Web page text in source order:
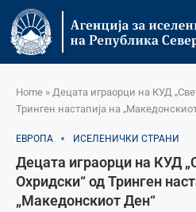
Home » Децата играорци на КУД
Тринген настапија на
ЕВРОПА ИСЕЛЕНИЧКИ СТРАНИ
Децата играорци на КУД
Охридски“ од Тринген
„Македонскиот Ден“